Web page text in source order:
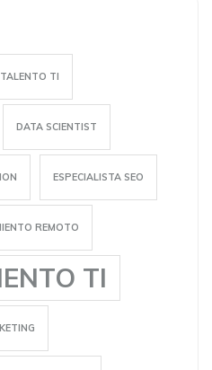
TI
DATA SCIENTIST
ESPECIALISTA SEO
REMOTO
TI